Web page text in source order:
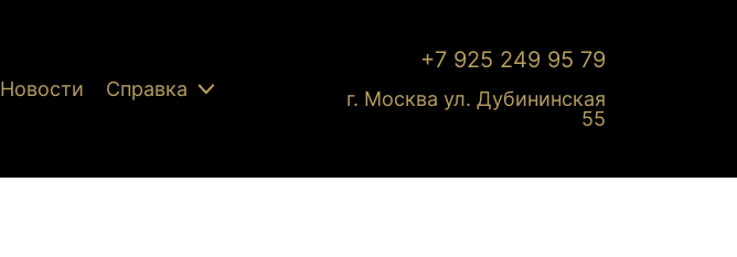
Новости Справка
+7 925 249 95 79
г. Москва ул. Дубининская
55